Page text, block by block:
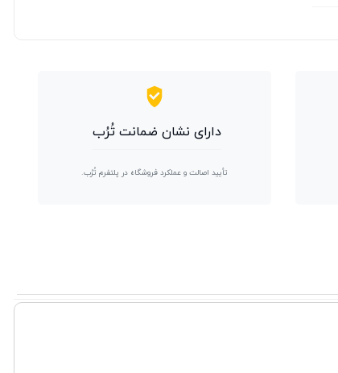
دارای نشان ضمانت تُرُب
تأیید اصالت و عملکرد فروشگاه در پلتفرم تُرُب.